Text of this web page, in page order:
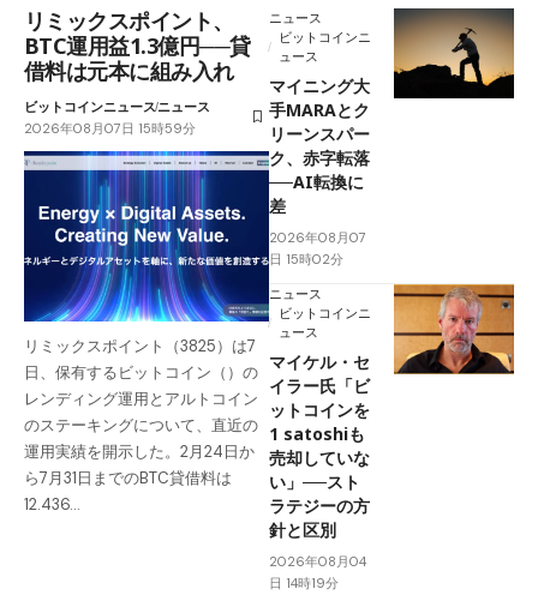
リミックスポイント、
BTC運用益1.3億円──貸
借料は元本に組み入れ
ビットコインニュースニュース
2026年08月07日 15時59分
リミックスポイント（3825）は7
日、保有するビットコイン（）の
レンディング運用とアルトコイン
のステーキングについて、直近の
運用実績を開示した。2月24日か
ら7月31日までのBTC貸借料は
12.436…
ニュース
ビットコインニ
ュース
マイニング大
手MARAとク
リーンスパー
ク、赤字転落
──AI転換に
差
2026年08月07
日 15時02分
ニュース
ビットコインニ
ュース
マイケル・セ
イラー氏「ビ
ットコインを
1 satoshiも
売却していな
い」──スト
ラテジーの方
針と区別
2026年08月04
日 14時19分